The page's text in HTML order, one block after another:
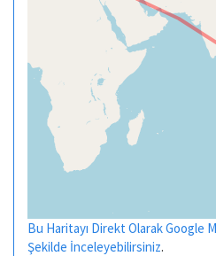
Bu Haritayı Direkt Olarak Google
Şekilde İnceleyebilirsiniz.